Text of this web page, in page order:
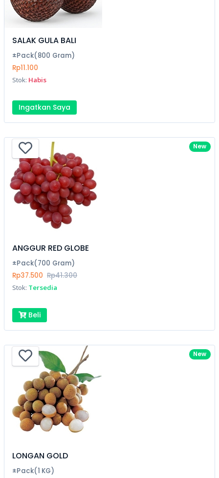
SALAK GULA BALI
±Pack(800 Gram)
Rp11.100
Stok: Habis
Ingatkan Saya
New
ANGGUR RED GLOBE
±Pack(700 Gram)
Rp37.500 Rp41.300
Stok: Tersedia
Beli
New
LONGAN GOLD
±Pack(1 KG)